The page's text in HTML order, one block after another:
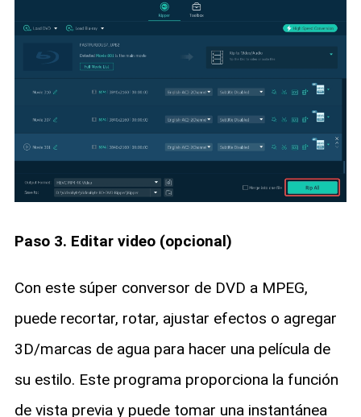
Paso 3. Editar video (opcional)
Con este súper conversor de DVD a MPEG,
puede recortar, rotar, ajustar efectos o agregar
3D/marcas de agua para hacer una película de
su estilo. Este programa proporciona la función
de vista previa y puede tomar una instantánea